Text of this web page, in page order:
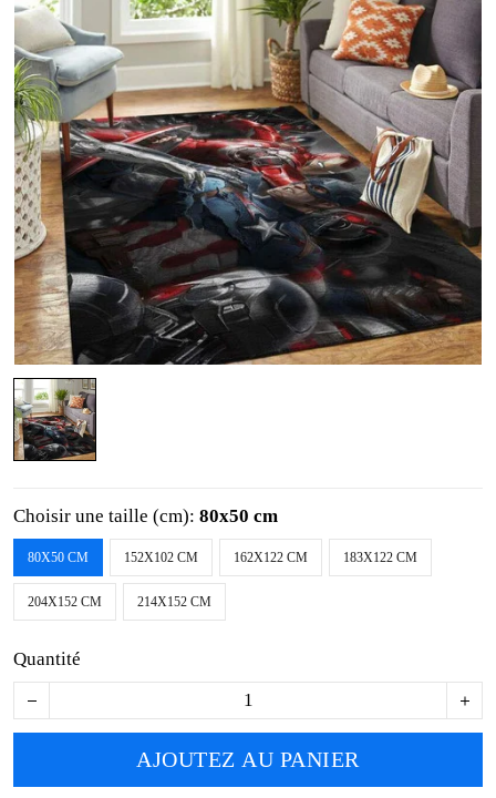
Choisir une taille (cm): 80x50 cm
80X50 CM 152X102 CM 162X122 CM 183X122 CM
204X152 CM 214X152 CM
Quantité
AJOUTEZ AU PANIER